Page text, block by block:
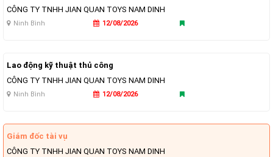
CÔNG TY TNHH JIAN QUAN TOYS NAM DINH
Ninh Bình 12/08/2026
Lao động kỹ thuật thủ công
CÔNG TY TNHH JIAN QUAN TOYS NAM DINH
Ninh Bình 12/08/2026
Giám đốc tài vụ
CÔNG TY TNHH JIAN QUAN TOYS NAM DINH